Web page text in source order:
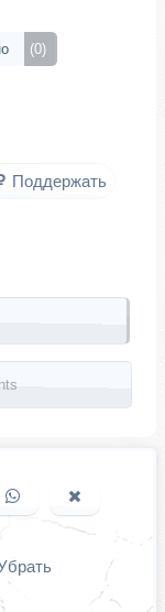
(0)
Поддержать
в
Поделиться в
WhatsAppв X